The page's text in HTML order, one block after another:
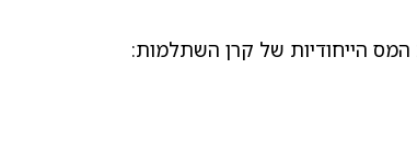
המס הייחודיות של קרן השתלמות: